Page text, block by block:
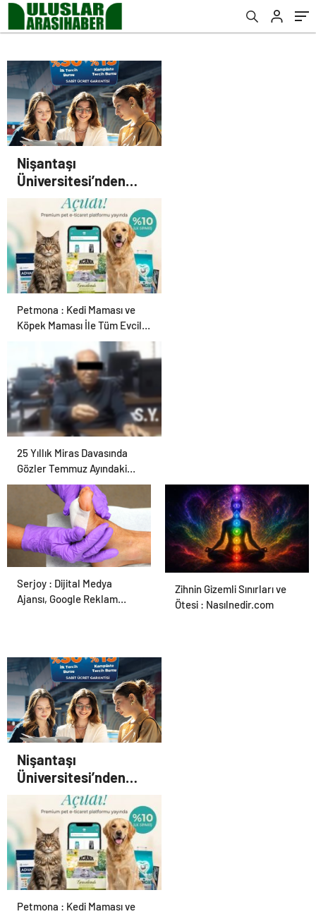
Nişantaşı
Üniversitesi’nden
2026 YKS Adaylarına
Çifte Güvence: Sabit
Ücret ve Kesintisiz
Burs
Petmona : Kedi Maması ve
Köpek Maması İle Tüm Evcil
25 Yıllık Miras Davasında
Gözler Temmuz Ayındaki
Karar Duruşmasına Çevrildi
Ortopodoloji İle Diyabetik
Ayak Yarası Tedavisi
Zihnin Gizemli Sınırları ve
Ötesi : Nasılnedir.com
Serjoy : Dijital Medya
Ajansı, Google Reklam
Nişantaşı
Üniversitesi’nden
2026 YKS Adaylarına
Çifte Güvence: Sabit
Ücret ve Kesintisiz
Burs
Petmona : Kedi Maması ve